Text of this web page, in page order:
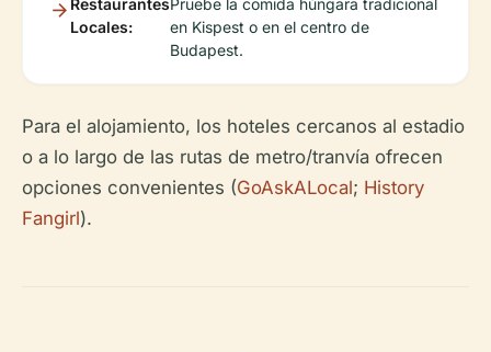
Restaurantes
Locales:
Pruebe la comida húngara tradicional
en Kispest o en el centro de
Budapest.
Para el alojamiento, los hoteles cercanos al estadio
o a lo largo de las rutas de metro/tranvía ofrecen
opciones convenientes (GoAskALocal; History
Fangirl).